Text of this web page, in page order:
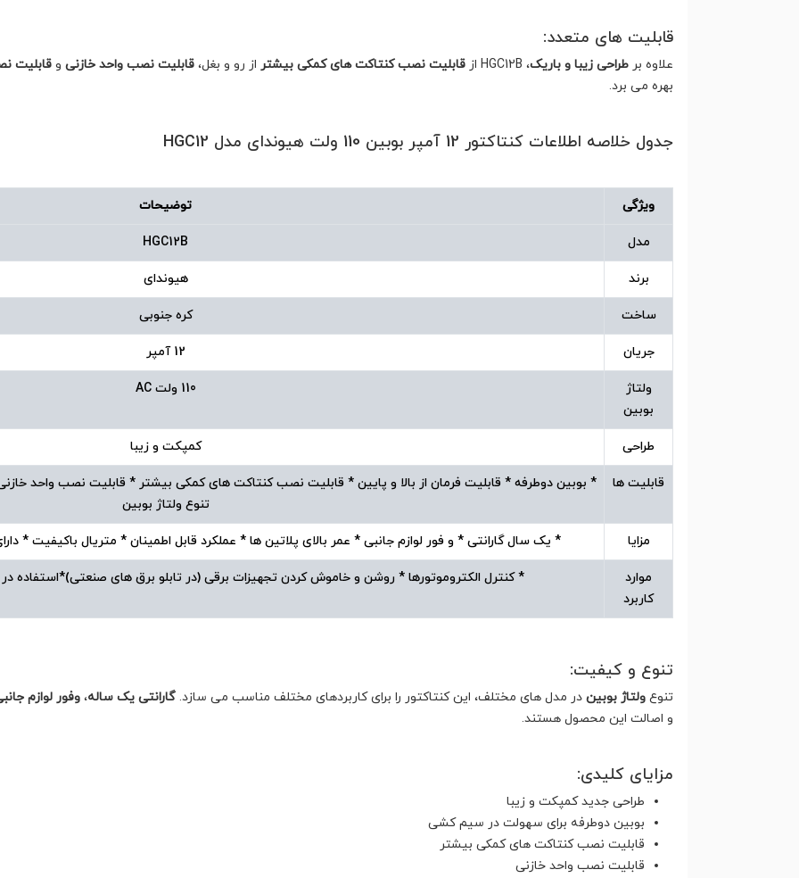
قابلیت های متعدد:
علاوه بر طراحی زیبا و باریک، HGC12B از قابلیت نصب کنتاکت های کمکی بیشتراز رو و بغل، قابلیت نصب واحد خازنیو قابلیت
بهره می برد.
جدول خلاصه اطلاعات کنتاکتور 12 آمپر بوبین 110 ولت هیوندای مدل HGC12
ویژگی توضیحات
مدل HGC12B
برند هیوندای
ساخت کره جنوبی
جریان 12 آمپر
ولتاژ
بوبین
110 ولت AC
طراحی کمپکت و زیبا
قابلیت ها
* بوبین دوطرفه * قابلیت فرمان از بالا و پایین * قابلیت نصب کنتاکت های کمکی بیشتر * قابلیت نصب واحد
تنوع ولتاژ بوبین
مزایا * یک سال گارانتی * و فور لوازم جانبی * عمر بالای پلاتین ها * عملکرد قابل اطمینان * متریال باکیفیت *
موارد
کاربرد
* کنترل الکتروموتورها * روشن و خاموش کردن تجهیزات برقی (در تابلو برق های صنعتی)*استفاده در
تنوع و کیفیت:
تنوع ولتاژ بوبیندر مدل های مختلف، این کنتاکتور را برای کاربردهای مختلف مناسب می سازد. گارانتی یک ساله، وفور لوازم
و اصالت این محصول هستند.
مزایای کلیدی:
طراحی جدید کمپکت و زیبا
بوبین دوطرفه برای سهولت در سیم کشی
قابلیت نصب کنتاکت های کمکی بیشتر
قابلیت نصب واحد خازنی